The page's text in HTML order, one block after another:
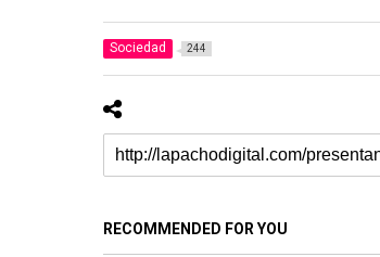
Sociedad 244
RECOMMENDED FOR YOU